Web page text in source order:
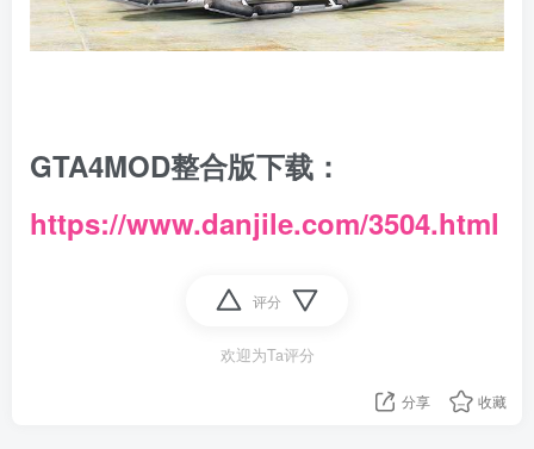
GTA4MOD整合版下载：
https://www.danjile.com/3504.html
评分
欢迎为Ta评分
分享 收藏